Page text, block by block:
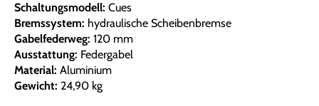
Schaltungsmodell: Cues
Bremssystem: hydraulische Scheibenbremse
Gabelfederweg: 120 mm
Ausstattung: Federgabel
Material: Aluminium
Gewicht: 24,90 kg